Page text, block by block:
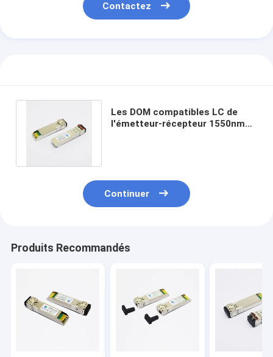
Contactez
Les DOM compatibles LC de
l'émetteur-récepteur 1550nm
Continuer
Produits Recommandés